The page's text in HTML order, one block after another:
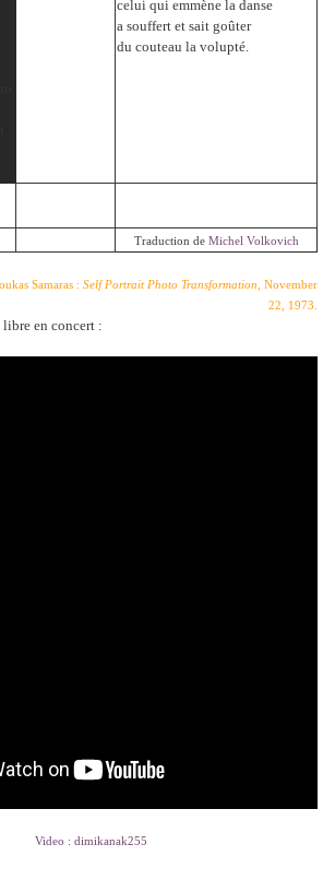
celui qui emmène la danse
a souffert et sait goûter
du couteau la volupté.
Traduction de Michel Volkovich
Samaras : Self Portrait Photo Transformation,
November
22, 1973.
en concert :
Video : dimikanak255